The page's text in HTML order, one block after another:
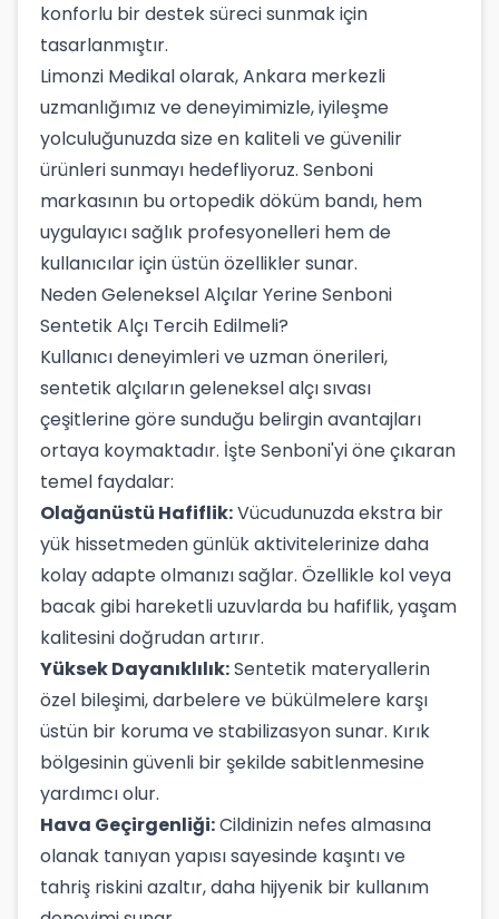
konforlu bir destek süreci sunmak için
tasarlanmıştır.
Limonzi Medikal olarak, Ankara merkezli
uzmanlığımız ve deneyimimizle, iyileşme
yolculuğunuzda size en kaliteli ve güvenilir
ürünleri sunmayı hedefliyoruz. Senboni
markasının bu ortopedik döküm bandı, hem
uygulayıcı sağlık profesyonelleri hem de
kullanıcılar için üstün özellikler sunar.
Neden Geleneksel Alçılar Yerine Senboni
Sentetik Alçı Tercih Edilmeli?
Kullanıcı deneyimleri ve uzman önerileri,
sentetik alçıların geleneksel alçı sıvası
çeşitlerine göre sunduğu belirgin avantajları
ortaya koymaktadır. İşte Senboni'yi öne çıkaran
temel faydalar:
Olağanüstü Hafiflik:Vücudunuzda ekstra bir
yük hissetmeden günlük aktivitelerinize daha
kolay adapte olmanızı sağlar. Özellikle kol veya
bacak gibi hareketli uzuvlarda bu hafiflik, yaşam
kalitesini doğrudan artırır.
Yüksek Dayanıklılık:Sentetik materyallerin
özel bileşimi, darbelere ve bükülmelere karşı
üstün bir koruma ve stabilizasyon sunar. Kırık
bölgesinin güvenli bir şekilde sabitlenmesine
yardımcı olur.
Hava Geçirgenliği:Cildinizin nefes almasına
olanak tanıyan yapısı sayesinde kaşıntı ve
tahriş riskini azaltır, daha hijyenik bir kullanım